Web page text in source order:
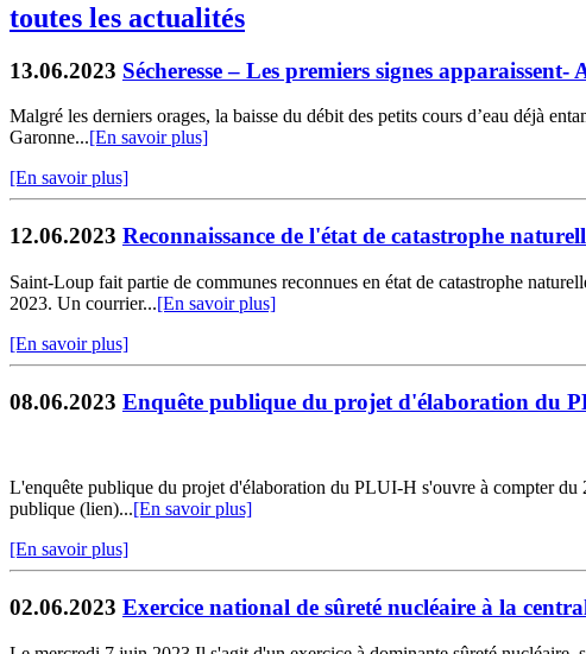
toutes les actualités
13.06.2023 Sécheresse – Les premiers signes
Malgré les derniers orages, la baisse du débit des petits cours d’eau déjà
Garonne...[En savoir plus]
[En savoir plus]
12.06.2023 Reconnaissance de l'état de catastrophe
Saint-Loup fait partie de communes reconnues en état de catastrophe
2023. Un courrier...[En savoir plus]
[En savoir plus]
08.06.2023 Enquête publique du projet d'élaboration du
L'enquête publique du projet d'élaboration du PLUI-H s'ouvre à compter du
publique (lien)...[En savoir plus]
[En savoir plus]
02.06.2023 Exercice national de sûreté nucléaire à la